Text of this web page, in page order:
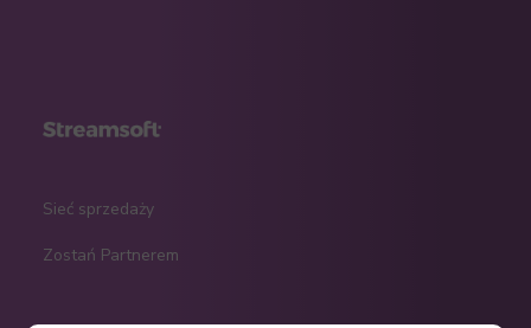
Sieć sprzedaży
Zostań Partnerem